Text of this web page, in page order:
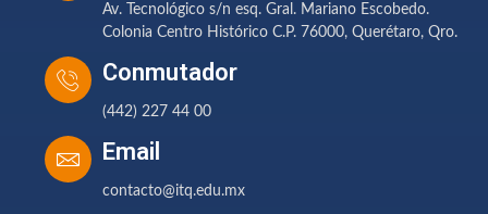
Av. Tecnológico s/n esq. Gral. Mariano Escobedo.
Colonia Centro Histórico C.P. 76000, Querétaro, Qro.
Conmutador
(442) 227 44 00
Email
contacto@itq.edu.mx